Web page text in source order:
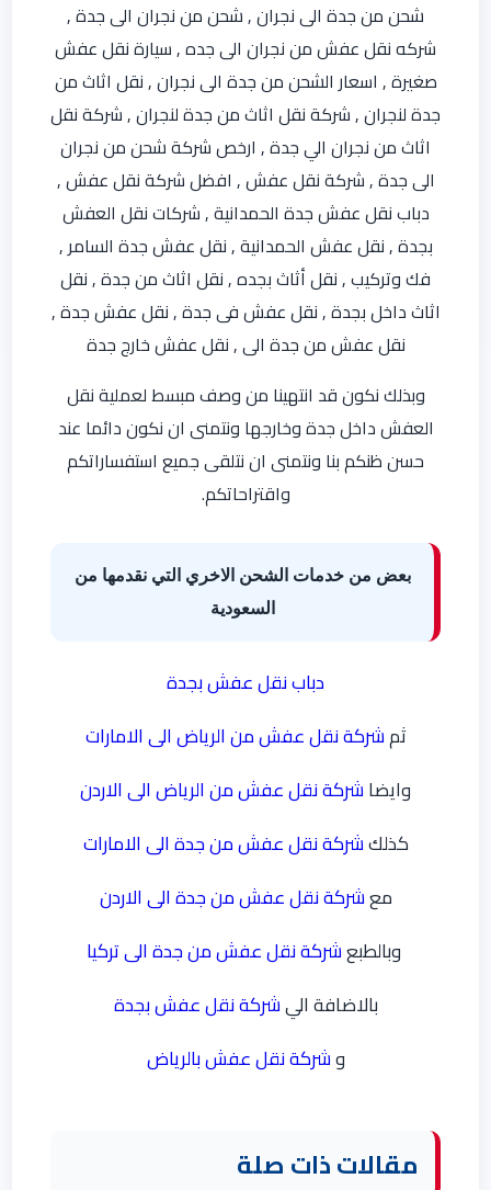
شحن من جدة الى نجران , شحن من نجران الى جدة ,
شركه نقل عفش من نجران الى جده , سيارة نقل عفش
صغيرة , اسعار الشحن من جدة الى نجران , نقل اثاث من
جدة لنجران , شركة نقل اثاث من جدة لنجران , شركة نقل
اثاث من نجران الي جدة , ارخص شركة شحن من نجران
الى جدة , شركة نقل عفش , افضل شركة نقل عفش ,
دباب نقل عفش جدة الحمدانية , شركات نقل العفش
بجدة , نقل عفش الحمدانية , نقل عفش جدة السامر ,
فك وتركيب , نقل أثاث بجده , نقل اثاث من جدة , نقل
اثاث داخل بجدة , نقل عفش فى جدة , نقل عفش جدة ,
نقل عفش من جدة الى , نقل عفش خارج جدة
وبذلك نكون قد انتهينا من وصف مبسط لعملية نقل
العفش داخل جدة وخارجها ونتمنى ان نكون دائما عند
حسن ظنكم بنا ونتمنى ان نتلقى جميع استفساراتكم
واقتراحاتكم.
بعض من خدمات الشحن الاخري التي نقدمها من
السعودية
دباب نقل عفش بجدة
ثمشركة نقل عفش من الرياض الى الامارات
وايضاشركة نقل عفش من الرياض الى الاردن
كذلكشركة نقل عفش من جدة الى الامارات
معشركة نقل عفش من جدة الى الاردن
وبالطبعشركة نقل عفش من جدة الى تركيا
بالاضافة اليشركة نقل عفش بجدة
وشركة نقل عفش بالرياض
مقالات ذات صلة